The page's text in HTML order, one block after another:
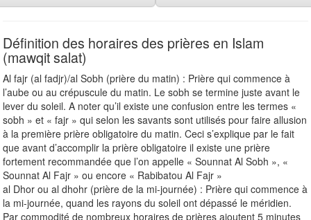
Définition des horaires des prières en Islam
(mawqit salat)
Al fajr (al fadjr)/al Sobh (prière du matin) : Prière qui commence à
l’aube ou au crépuscule du matin. Le sobh se termine juste avant le
lever du soleil. A noter qu’il existe une confusion entre les termes «
sobh » et « fajr » qui selon les savants sont utilisés pour faire allusion
à la première prière obligatoire du matin. Ceci s’explique par le fait
que avant d’accomplir la prière obligatoire il existe une prière
fortement recommandée que l’on appelle « Sounnat Al Sobh », «
Sounnat Al Fajr » ou encore « Rabibatou Al Fajr »
al Dhor ou al dhohr (prière de la mi-journée) : Prière qui commence à
la mi-journée, quand les rayons du soleil ont dépassé le méridien.
Par commodité de nombreux horaires de prières ajoutent 5 minutes